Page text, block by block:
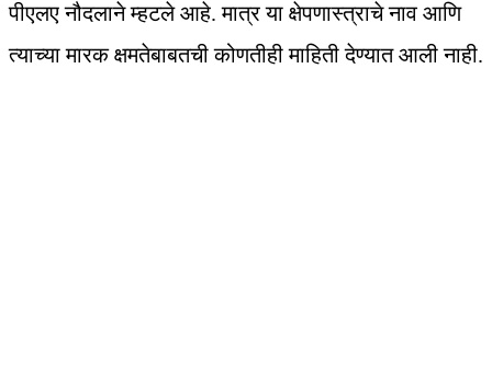
पीएलए नौदलाने म्हटले आहे. मात्र या क्षेपणास्त्राचे नाव आणि
त्याच्या मारक क्षमतेबाबतची कोणतीही माहिती देण्यात आली नाही.